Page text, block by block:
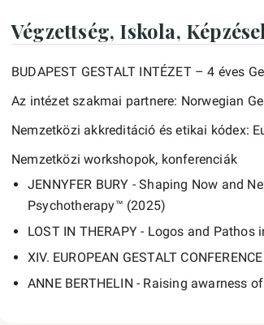
Végzettség, Iskola,
BUDAPEST GESTALT INTÉZET – 4 éves
Az intézet szakmai partnere: Norwegian
Nemzetközi akkreditáció és etikai kódex:
Nemzetközi workshopok, konferenciák
JENNYFER BURY - Shaping Now and
Psychotherapy™ (2025)
LOST IN THERAPY - Logos and
XIV. EUROPEAN GESTALT
ANNE BERTHELIN - Raising awarness